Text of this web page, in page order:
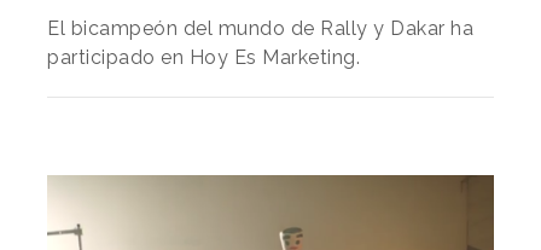
El bicampeón del mundo de Rally y Dakar ha
participado en Hoy Es Marketing.